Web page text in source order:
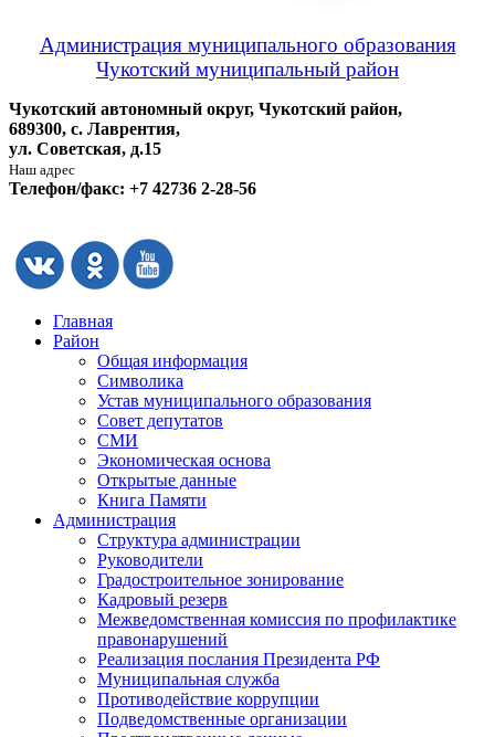
Администрация муниципального образования
Чукотский муниципальный район
Чукотский автономный округ, Чукотский район,
689300, с. Лаврентия,
ул. Советская, д.15
Наш адрес
Телефон/факс: +7 42736 2-28-56
Главная
Район
Общая информация
Символика
Устав муниципального образования
Совет депутатов
СМИ
Экономическая основа
Открытые данные
Книга Памяти
Администрация
Структура администрации
Руководители
Градостроительное зонирование
Кадровый резерв
Межведомственная комиссия по профилактике
правонарушений
Реализация послания Президента РФ
Муниципальная служба
Противодействие коррупции
Подведомственные организации